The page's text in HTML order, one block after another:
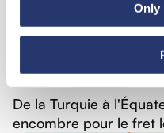
Only
30 juin 2026 Actualités
De la Turquie à
encombre pour le fret